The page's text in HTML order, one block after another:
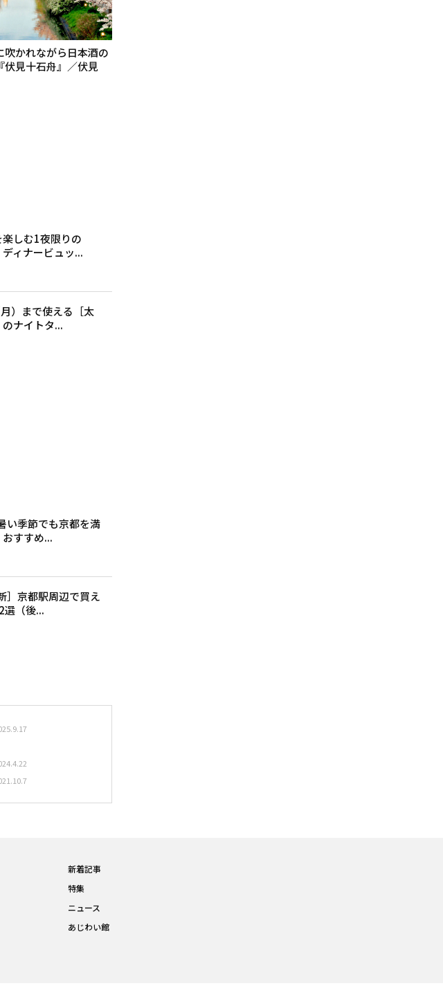
吹かれながら日本酒の
伏見十石舟』／伏見
しむ1夜限りの
ディナービュッ...
）まで使える［太
ナイトタ...
い季節でも京都を満
すすめ...
］京都駅周辺で買え
選（後...
新着記事
特集
ニュース
あじわい館